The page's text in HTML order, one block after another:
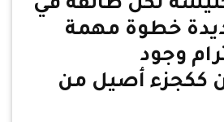
لكل طائفة في
خطوة مهمة
وجود
ككجزء أصيل من